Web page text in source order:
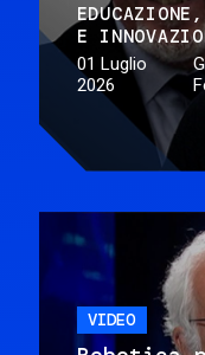
EDUCAZIONE
E
01 Luglio
2026
VIDEO